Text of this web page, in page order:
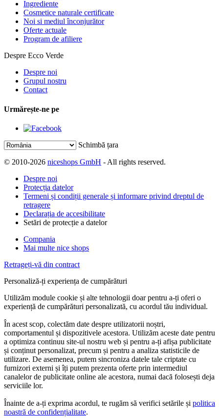
Ingrediente
Cosmetice naturale certificate
Noi si mediul înconjurător
Oferte actuale
Program de afiliere
Despre Ecco Verde
Despre noi
Grupul nostru
Contact
Urmărește-ne pe
Schimbă țara
© 2010-2026 niceshops GmbH - All rights reserved.
Despre noi
Protecția datelor
Termeni și condiții generale și informare privind dreptul de
retragere
Declarația de accesibilitate
Setări de protecție a datelor
Compania
Mai multe nice shops
Retrageți-vă din contract
Personaliză-ți experiența de cumpărături
Utilizăm module cookie și alte tehnologii doar pentru a-ți oferi o
experiență de cumpărături personalizată, cu acordul tău individual.
În acest scop, colectăm date despre utilizatorii noștri,
comportamentul și dispozitivele acestora. Utilizăm aceste date pentru
a optimiza continuu site-ul nostru web și pentru a-ți afișa publicitate
și conținut personalizat, precum și pentru a analiza statisticile de
utilizare. De asemenea, putem sincroniza datele tale criptate cu
furnizori externi și îți putem prezenta oferte prin intermediul
canalelor de publicitate online ale acestora, numai dacă folosești deja
serviciile lor.
Înainte de a-ți exprima acordul, te rugăm să verifici setările și politica
noastră de confidențialitate.